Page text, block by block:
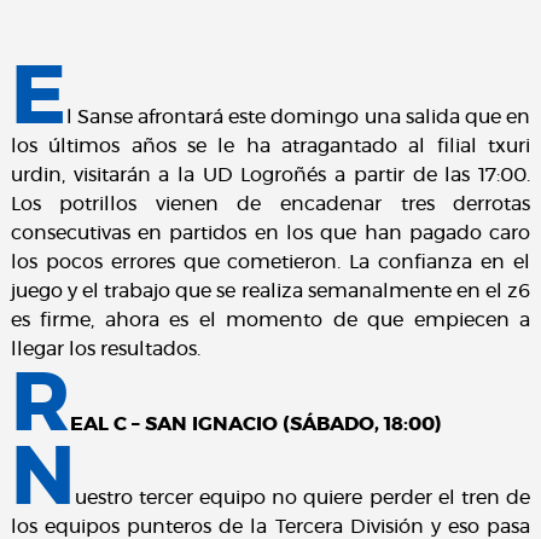
E
l Sanse afrontará este domingo una salida que en
los últimos años se le ha atragantado al filial txuri
urdin, visitarán a la UD Logroñés a partir de las 17:00.
Los potrillos vienen de encadenar tres derrotas
consecutivas en partidos en los que han pagado caro
los pocos errores que cometieron. La confianza en el
juego y el trabajo que se realiza semanalmente en el z6
es firme, ahora es el momento de que empiecen a
llegar los resultados.
R EAL C – SAN IGNACIO (SÁBADO, 18:00)
N
uestro tercer equipo no quiere perder el tren de
los equipos punteros de la Tercera División y eso pasa